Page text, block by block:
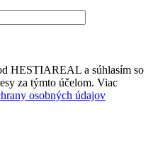
HESTIAREAL a súhlasím so
za týmto účelom. Viac
osobných údajov